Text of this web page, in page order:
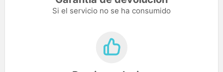
Si el servicio no se ha consumido